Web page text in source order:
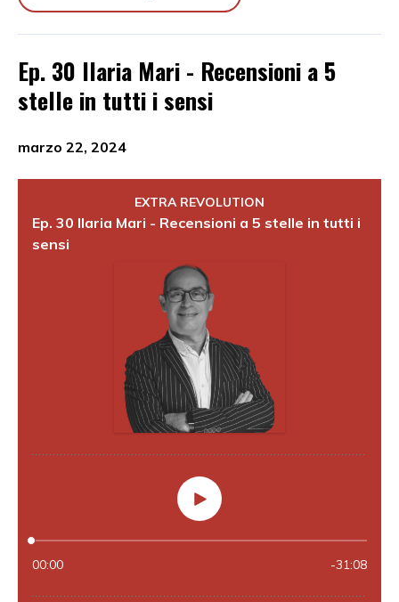
Ep. 30 Ilaria Mari - Recensioni a 5
stelle in tutti i sensi
marzo 22, 2024